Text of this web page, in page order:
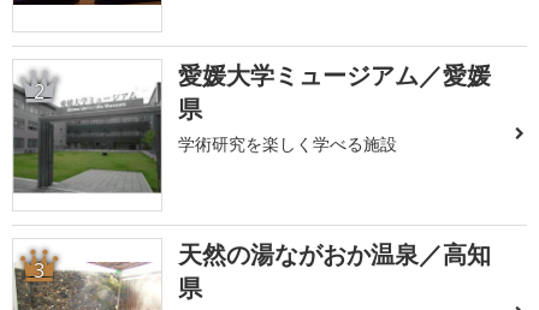
2
愛媛大学ミュージアム／愛媛
県
学術研究を楽しく学べる施設
3
天然の湯ながおか温泉／高知
県